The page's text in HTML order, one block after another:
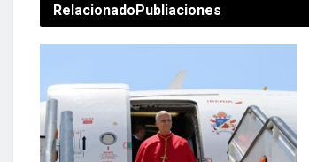
RelacionadoPubliaciones